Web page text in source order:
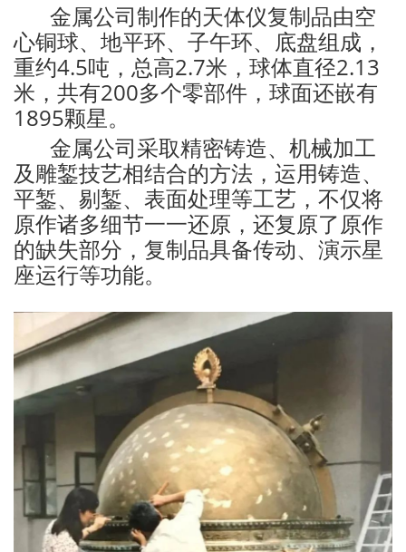
金属公司制作的天体仪复制品由空
心铜球、地平环、子午环、底盘组成，
重约4.5吨，总高2.7米，球体直径2.13
米，共有200多个零部件，球面还嵌有
1895颗星。
金属公司采取精密铸造、机械加工
及雕錾技艺相结合的方法，运用铸造、
平錾、剔錾、表面处理等工艺，不仅将
原作诸多细节一一还原，还复原了原作
的缺失部分，复制品具备传动、演示星
座运行等功能。